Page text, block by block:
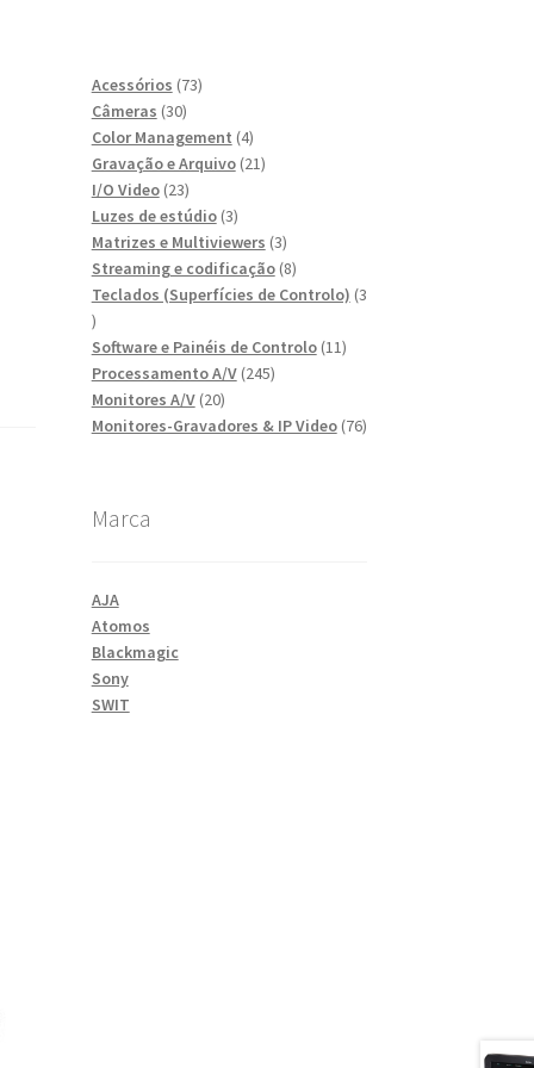
Acessórios 7373
Câmeras 3030
produtos
Color Management 44
produtos
Gravação e Arquivo 2121
I/O Video 2323
produtos
Luzes de estúdio 33
produtos
Matrizes e Multiviewers 33
produtos
Streaming e codificação 88
produtos
Teclados (Superfícies de Controlo) 3
3
produtos
Software e Painéis de Controlo 1111
Processamento A/V 245245
Monitores A/V 2020
produtos
Monitores-Gravadores & IP Video 7676
Marca
AJA
Atomos
Blackmagic
Sony
SWIT